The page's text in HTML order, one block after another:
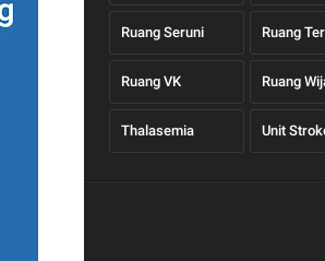
Ruang Seruni Ruang
Ruang VK
Thalasemia Unit